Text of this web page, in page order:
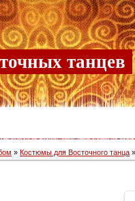
танцев
» Костюмы для Восточного танца